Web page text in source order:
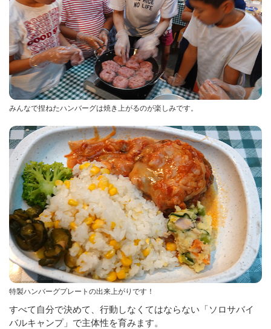
みんなで捏ねたハンバーグは焼き上がるのが楽しみです。
特製ハンバーグプレートの出来上がりです！
すべて自分で決めて、行動しなくてはならない「ソロサバイ
バルキャンプ」で主体性を育みます。